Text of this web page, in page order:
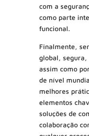
com a
como parte
funcional.
Finalmente,
global, segura,
assim como
de nível
melhores
elementos
soluções de
colaboração